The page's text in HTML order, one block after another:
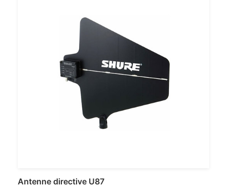
Antenne directive U87